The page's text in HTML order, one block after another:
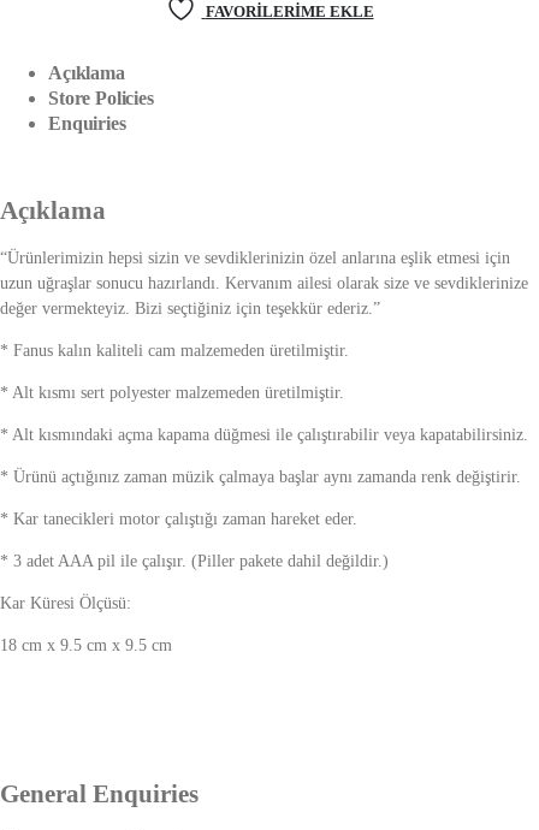
FAVORILERIME EKLE
Açıklama
Store Policies
Enquiries
Açıklama
“Ürünlerimizin hepsi sizin ve sevdiklerinizin özel anlarına eşlik etmesi için
uzun uğraşlar sonucu hazırlandı. Kervanım ailesi olarak size ve sevdiklerinize
değer vermekteyiz. Bizi seçtiğiniz için teşekkür ederiz.”
* Fanus kalın kaliteli cam malzemeden üretilmiştir.
* Alt kısmı sert polyester malzemeden üretilmiştir.
* Alt kısmındaki açma kapama düğmesi ile çalıştırabilir veya kapatabilirsiniz.
* Ürünü açtığınız zaman müzik çalmaya başlar aynı zamanda renk değiştirir.
* Kar tanecikleri motor çalıştığı zaman hareket eder.
* 3 adet AAA pil ile çalışır. (Piller pakete dahil değildir.)
Kar Küresi Ölçüsü:
18 cm x 9.5 cm x 9.5 cm
General Enquiries